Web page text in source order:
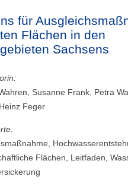
für
Flächen in den
Sachsens
Susanne Frank, Petra
Feger
Flächen, Leitfaden,